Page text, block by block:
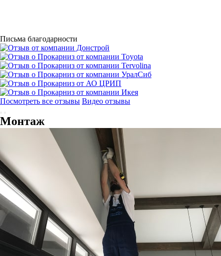
Письма благодарности
Посмотреть все отзывы Видео отзывы
Монтаж